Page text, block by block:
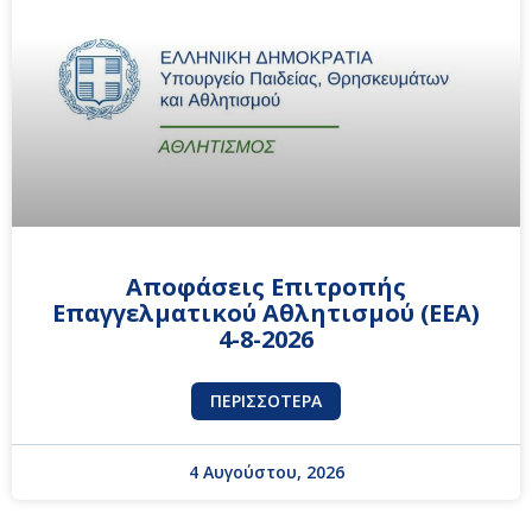
Αποφάσεις Επιτροπής
Επαγγελματικού Αθλητισμού (ΕΕΑ)
4-8-2026
ΠΕΡΙΣΣΌΤΕΡΑ
4 Αυγούστου, 2026